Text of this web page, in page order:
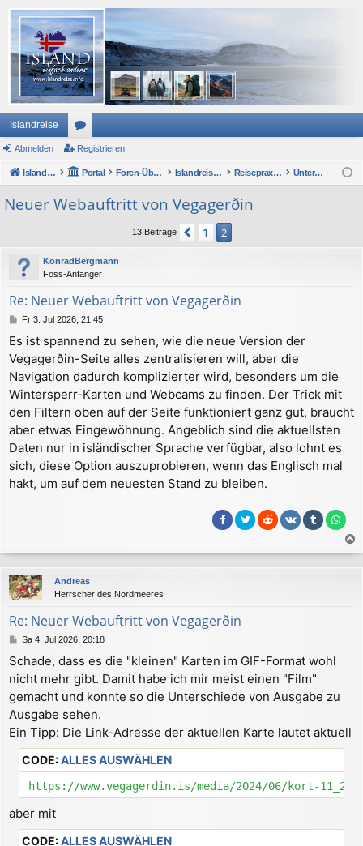
Islandreise
or
en
Abmelden Registrieren
Islandreise Portal Foren-Übersicht Islandreise Forum Reisepraxis - Urlaub in Island Unterwegs mit Auto oder Wohnmobil
Neuer Webauftritt von Vegagerðin
13 Beiträge Vorherige
1 2
KonradBergmann
Foss-Anfänger
Re: Neuer Webauftritt von Vegagerðin
B
i
t
a
g
Fr 3. Jul 2026, 21:45
Es ist spannend zu sehen, wie die neue Version der
Vegagerðin-Seite alles zentralisieren will, aber die
Navigation dadurch komplizierter wird, besonders um die
Wintersperr-Karten und Webcams zu finden. Der Trick mit
den Filtern oben auf der Seite funktioniert ganz gut, braucht
aber etwas Eingewöhnung. Angeblich sind die aktuellsten
Daten nur in isländischer Sprache verfügbar, also lohnt es
sich, diese Option auszuprobieren, wenn das Englisch mal
hakt, um auf dem neuesten Stand zu bleiben.
a
c
Andreas
Herrscher des Nordmeeres
Re: Neuer Webauftritt von Vegagerðin
B
i
t
a
g
Sa 4. Jul 2026, 20:18
Schade, dass es die "kleinen" Karten im GIF-Format wohl
nicht mehr gibt. Damit habe ich mir meist einen "Film"
gemacht und konnte so die Unterschiede von Ausgabe zu
Ausgabe sehen.
Ein Tipp: Die Link-Adresse der aktuellen Karte lautet aktuell
CODE:ALLES AUSWÄHLEN
https://www.vegagerdin.is/media/2024/06/kort-
aber mit
CODE:ALLES AUSWÄHLEN